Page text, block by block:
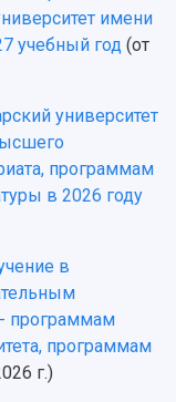
на
России и
имени
учебный год (от
университет
программам
в 2026 году
в
программам
программам
г.)